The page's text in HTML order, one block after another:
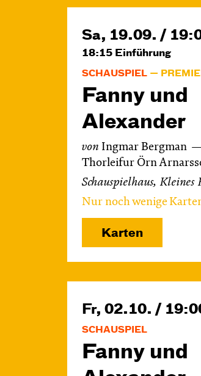
Sa, 19.09. /
18:15 Einführung
SCHAUSPIEL
Fanny und
Alexander
von Ingmar Bergman
Thorleifur Örn
Schauspielhaus, Kleines
Nur noch wenige
Karten
Fr, 02.10. /
SCHAUSPIEL
Fanny und